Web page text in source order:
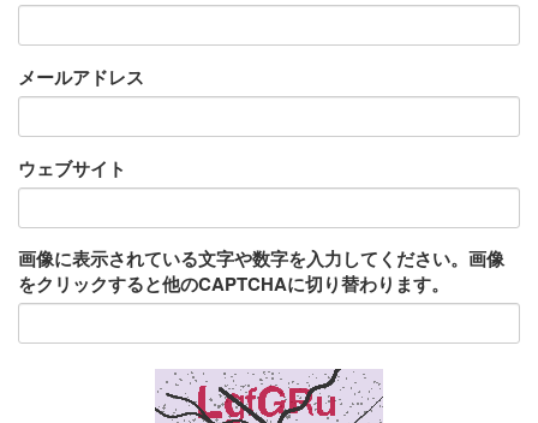
メールアドレス
ウェブサイト
画像に表示されている文字や数字を入力してください。画像
をクリックすると他のCAPTCHAに切り替わります。